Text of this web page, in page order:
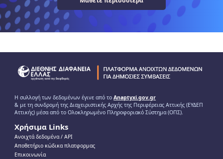
Η συλλογή των δεδομένων έγινε από το Anaptyxi.gov.gr
& με τη συνδρομή της Διαχειριστικής Αρχής της Περιφέρειας Αττικής (ΕΥΔΕΠ
Αττικής) μέσα από το Ολοκληρωμένο Πληροφοριακό Σύστημα (ΟΠΣ).
Χρήσιμα Links
Ανοιχτά δεδομένα / ΑPI
Αποθετήριο κώδικα πλατφορμας
Επικοινωνία